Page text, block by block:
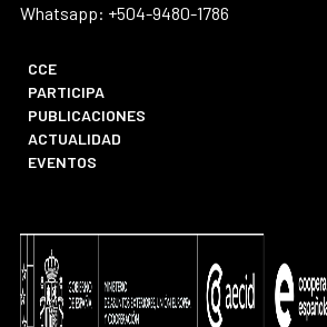
Whatsapp: +504-9480-1786
CCE
PARTICIPA
PUBLICACIONES
ACTUALIDAD
EVENTOS